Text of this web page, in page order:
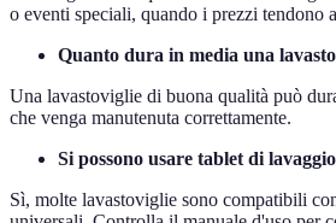
o eventi speciali, quando i prezzi tendono
Quanto dura in media una
Una lavastoviglie di buona qualità può
che venga manutenuta correttamente.
Si possono usare tablet di
Sì, molte lavastoviglie sono compatibili